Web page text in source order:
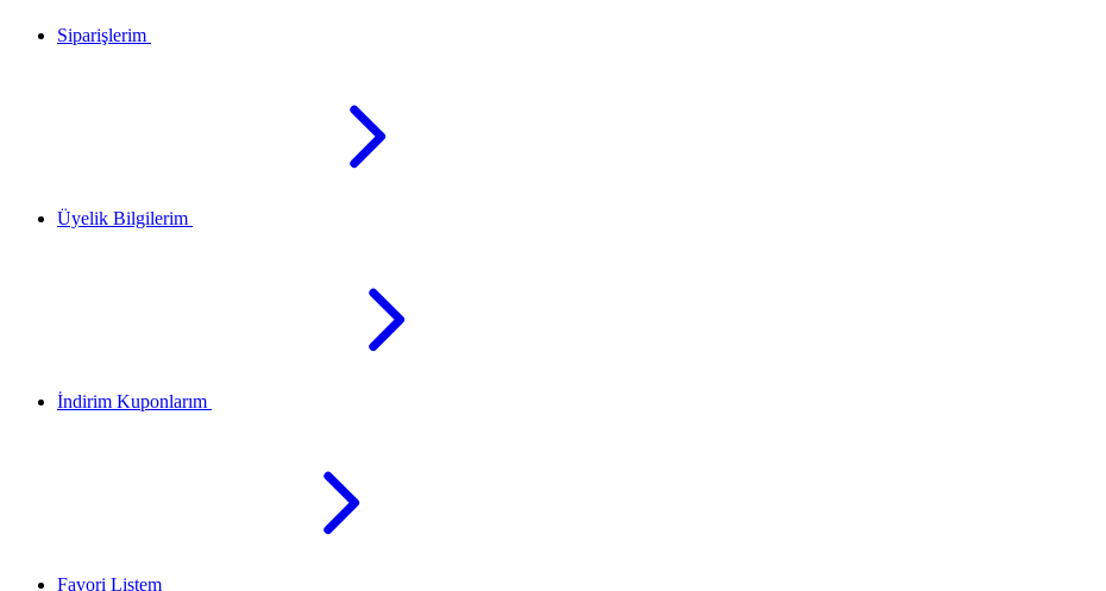
Siparişlerim
Üyelik Bilgilerim
İndirim Kuponlarım
Favori Listem